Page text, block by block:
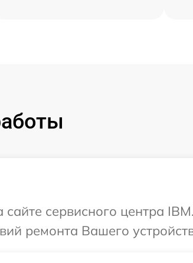
сайте сервисного центра
ремонта Вашего